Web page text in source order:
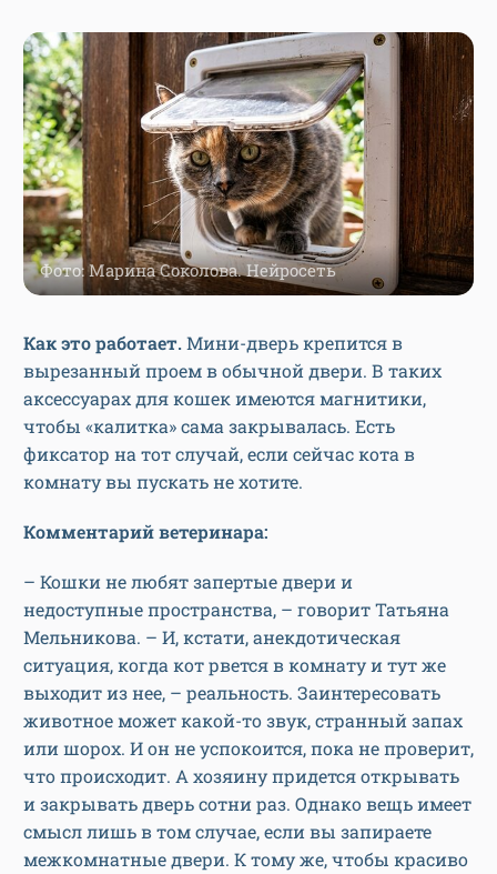
Фото: Марина Соколова. Нейросеть
Как это работает.Мини-дверь крепится в
вырезанный проем в обычной двери. В таких
аксессуарах для кошек имеются магнитики,
чтобы «калитка» сама закрывалась. Есть
фиксатор на тот случай, если сейчас кота в
комнату вы пускать не хотите.
Комментарий ветеринара:
– Кошки не любят запертые двери и
недоступные пространства, – говорит Татьяна
Мельникова. – И, кстати, анекдотическая
ситуация, когда кот рвется в комнату и тут же
выходит из нее, – реальность. Заинтересовать
животное может какой-то звук, странный запах
или шорох. И он не успокоится, пока не проверит,
что происходит. А хозяину придется открывать
и закрывать дверь сотни раз. Однако вещь имеет
смысл лишь в том случае, если вы запираете
межкомнатные двери. К тому же, чтобы красиво